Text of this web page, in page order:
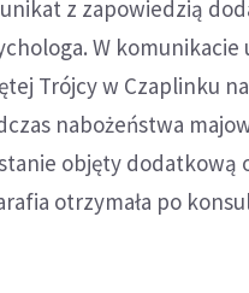
z zapowiedzią
W
Trójcy w Czaplinku
nabożeństwa
objęty dodatkową
otrzymała po